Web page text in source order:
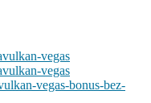
vegas
vegas
vegas-bonus-bez-